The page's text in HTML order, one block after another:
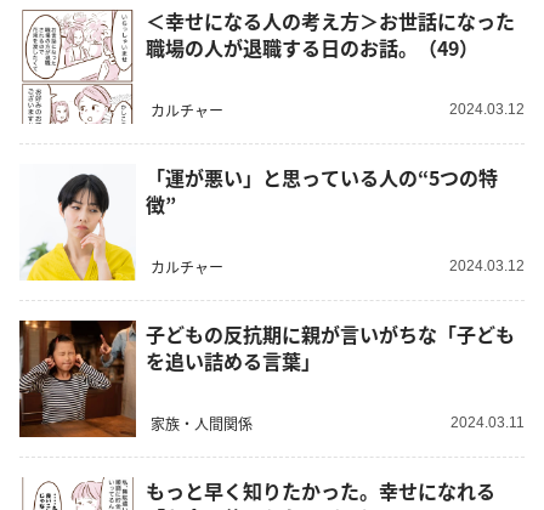
＜幸せになる人の考え方＞お世話になった
職場の人が退職する日のお話。（49）
カルチャー 2024.03.12
「運が悪い」と思っている人の“5つの特
徴”
カルチャー 2024.03.12
子どもの反抗期に親が言いがちな「子ども
を追い詰める言葉」
家族・人間関係 2024.03.11
もっと早く知りたかった。幸せになれる